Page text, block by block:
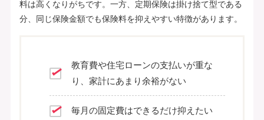
料は高くなりがちです。一方、定期保険は掛け捨て型である
分、同じ保険金額でも保険料を抑えやすい特徴があります。
教育費や住宅ローンの支払いが重な
り、家計にあまり余裕がない
毎月の固定費はできるだけ抑えたい